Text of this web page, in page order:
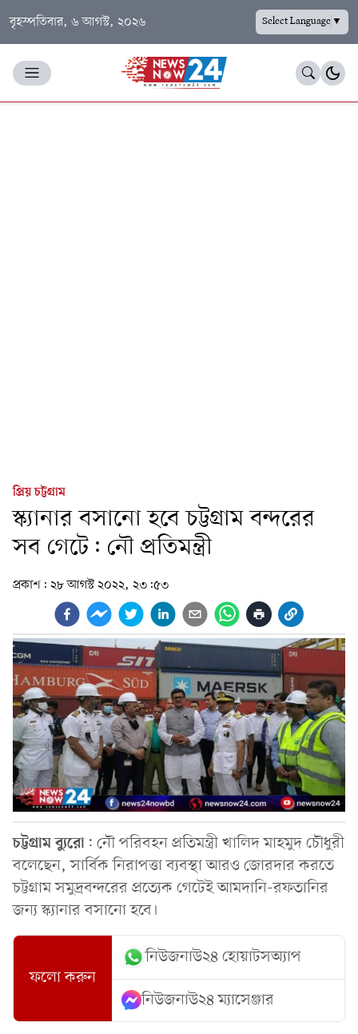
বৃহস্পতিবার, ৬ আগস্ট, ২০২৬ Select Language▼
প্রিয় চট্টগ্রাম
স্ক্যানার বসানো হবে চট্টগ্রাম বন্দরের
সব গেটে: নৌ প্রতিমন্ত্রী
প্রকাশ: ২৮ আগস্ট ২০২২, ২৩:৫৩
চট্টগ্রামব্যুরো : নৌ পরিবহন প্রতিমন্ত্রী খালিদ মাহমুদ চৌধুরী
বলেছেন, সার্বিক নিরাপত্তা ব্যবস্থা আরও জোরদার করতে
চট্টগ্রাম সমুদ্রবন্দরের প্রত্যেক গেটেই আমদানি-রফতানির
জন‍্য স্ক‍্যানার বসানো হবে।
ফলো করুন
নিউজনাউ২৪ হোয়াটসঅ্যাপ
নিউজনাউ২৪ ম্যাসেঞ্জার